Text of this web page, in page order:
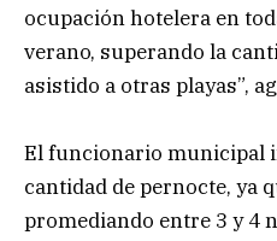
ocupación hotelera en
verano, superando la
asistido a otras playas”,
El funcionario municipal
cantidad de pernocte, ya
promediando entre 3 y 4